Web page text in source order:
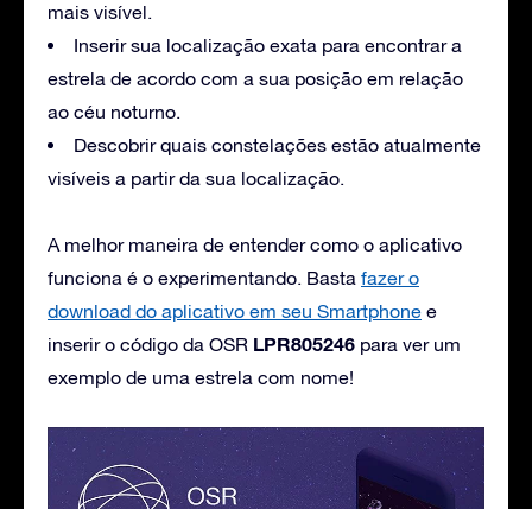
mais visível.
Inserir sua localização exata para encontrar a
estrela de acordo com a sua posição em relação
ao céu noturno.
Descobrir quais constelações estão atualmente
visíveis a partir da sua localização.
A melhor maneira de entender como o aplicativo
funciona é o experimentando. Basta fazer o
download do aplicativo em seu Smartphone e
inserir o código da OSR LPR805246 para ver um
exemplo de uma estrela com nome!